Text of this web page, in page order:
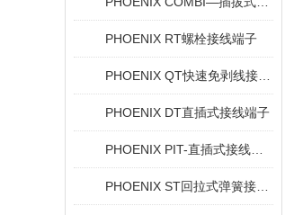
PHOENIX RT螺栓接线端子
PHOENIX DT直插式接线端子